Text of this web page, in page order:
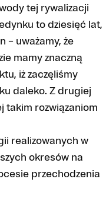
tej rywalizacji
to dziesięć lat,
– uważamy, że
mamy znaczną
iż zaczęliśmy
daleko. Z drugiej
takim rozwiązaniom
realizowanych w
okresów na
przechodzenia